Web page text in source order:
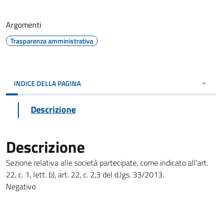
Argomenti
Trasparenza amministrativa
INDICE DELLA PAGINA
Descrizione
Descrizione
Sezione relativa alle società partecipate, come indicato all'art.
22, c. 1, lett. b), art. 22, c. 2,3 del d.lgs. 33/2013.
Negativo